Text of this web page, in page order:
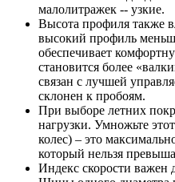
малолитражек -- узкие.
Высота профиля также
высокий профиль
обеспечивает
становится более
связан с лучшей
склонен к пробоям.
При выборе летних
нагрузки. Умножьте
колес) – это
который нельзя
Индекс скорости важен